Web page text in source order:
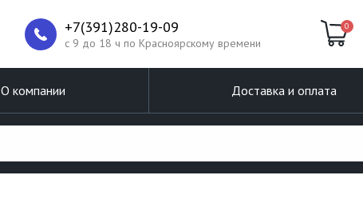
+7(391)280-19-09
c 9 до 18 ч по Красноярскому времени
0
О компании Доставка и оплата